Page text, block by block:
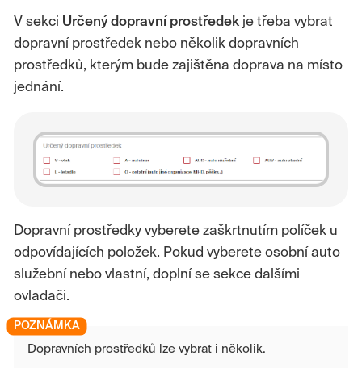
V sekci Určený dopravní prostředek je třeba vybrat
dopravní prostředek nebo několik dopravních
prostředků, kterým bude zajištěna doprava na místo
jednání.
Dopravní prostředky vyberete zaškrtnutím políček u
odpovídajících položek. Pokud vyberete osobní auto
služební nebo vlastní, doplní se sekce dalšími
ovladači.
Dopravních prostředků lze vybrat i několik.